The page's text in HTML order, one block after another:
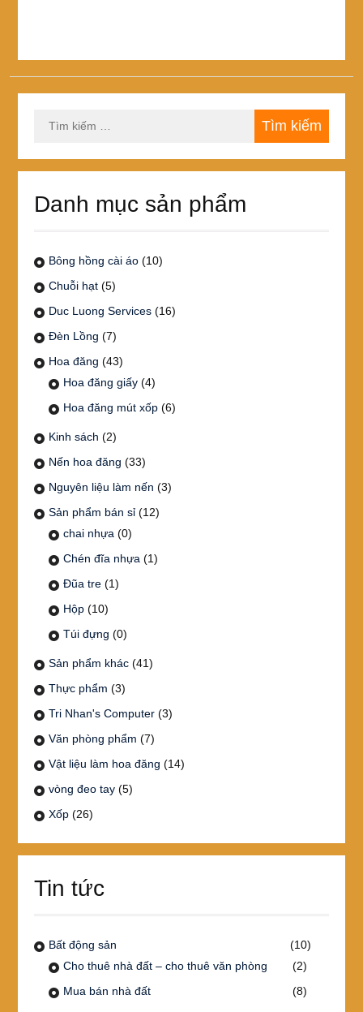
kiếm
Danh mục sản phẩm
Bông hồng cài áo (10)
Chuỗi hạt (5)
Duc Luong Services (16)
Đèn Lồng (7)
Hoa đăng (43)
Hoa đăng giấy (4)
Hoa đăng mút xốp (6)
Kinh sách (2)
Nến hoa đăng (33)
Nguyên liệu làm nến (3)
Sản phẩm bán sỉ (12)
chai nhựa (0)
Chén đĩa nhựa (1)
Đũa tre (1)
Hộp (10)
Túi đựng (0)
Sản phẩm khác (41)
Thực phẩm (3)
Tri Nhan's Computer (3)
Văn phòng phẩm (7)
Vật liệu làm hoa đăng (14)
vòng đeo tay (5)
Xốp (26)
Tin tức
Bất động sản
(10)
Cho thuê nhà đất – cho thuê văn phòng
(2)
Mua bán nhà đất
(8)